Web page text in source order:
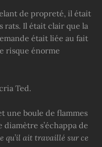
de propreté, il était
rats. Il était clair que la
était liée au fait
risque énorme
Ted.
une boule de flammes
s’échappa de
qu’il ait travaillé sur ce